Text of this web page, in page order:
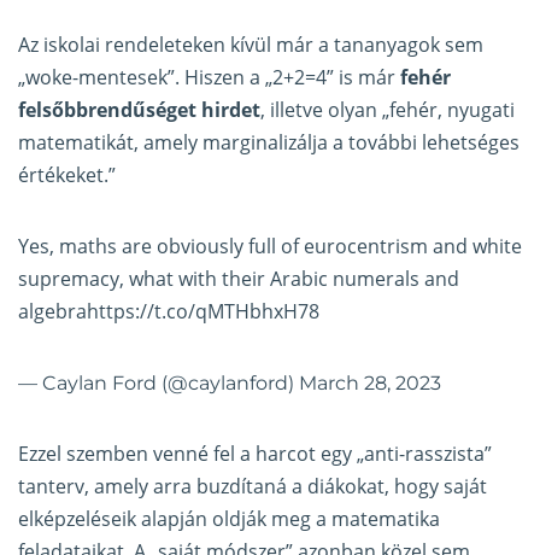
Az iskolai rendeleteken kívül már a tananyagok sem
„woke-mentesek”. Hiszen a „2+2=4” is márfehér
felsőbbrendűséget hirdet, illetve olyan „fehér, nyugati
matematikát, amely marginalizálja a további lehetséges
értékeket.”
Yes, maths are obviously full of eurocentrism and white
supremacy, what with their Arabic numerals and
algebrahttps://t.co/qMTHbhxH78
— Caylan Ford (@caylanford) March 28, 2023
Ezzel szemben venné fel a harcot egy „anti-rasszista”
tanterv, amely arra buzdítaná a diákokat, hogy saját
elképzeléseik alapján oldják meg a matematika